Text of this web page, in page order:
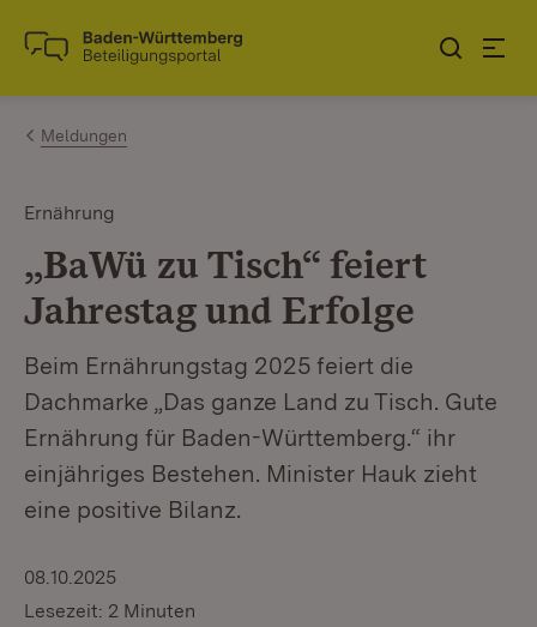
Zum Inhalt springen
Link zur Startseite
Meldungen
Ernährung
„BaWü zu Tisch“ feiert
Jahrestag und Erfolge
Beim Ernährungstag 2025 feiert die
Dachmarke „Das ganze Land zu Tisch. Gute
Ernährung für Baden-Württemberg.“ ihr
einjähriges Bestehen. Minister Hauk zieht
eine positive Bilanz.
08.10.2025
Lesezeit: 2 Minuten